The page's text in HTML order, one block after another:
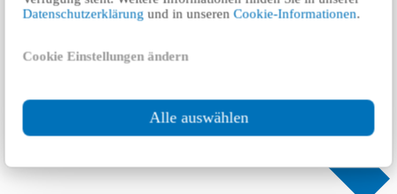
Datenschutzerklärung und in unserenCookie-Informationen.
Cookie Einstellungen ändern
Alle auswählen